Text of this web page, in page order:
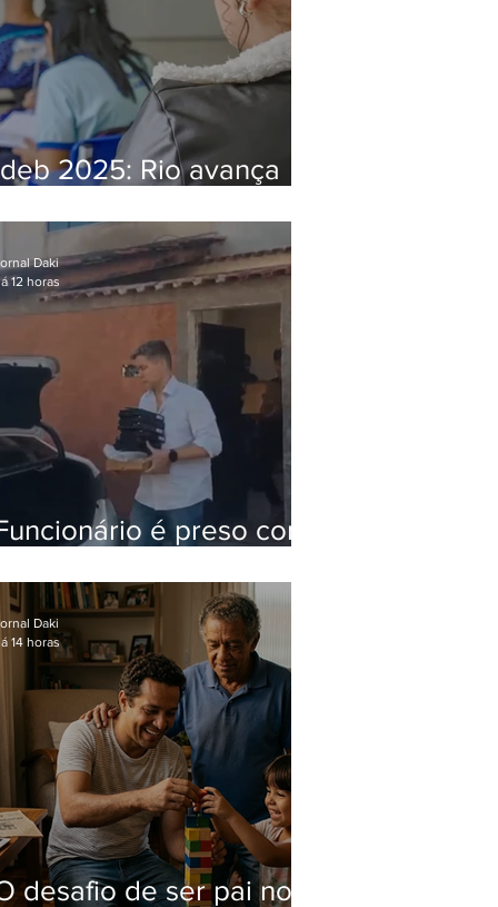
2025: Rio avança
da média nacional
é preso com
Hospital do Andaraí
Daki
12 horas
desafio de ser pai no
Daki
14 horas